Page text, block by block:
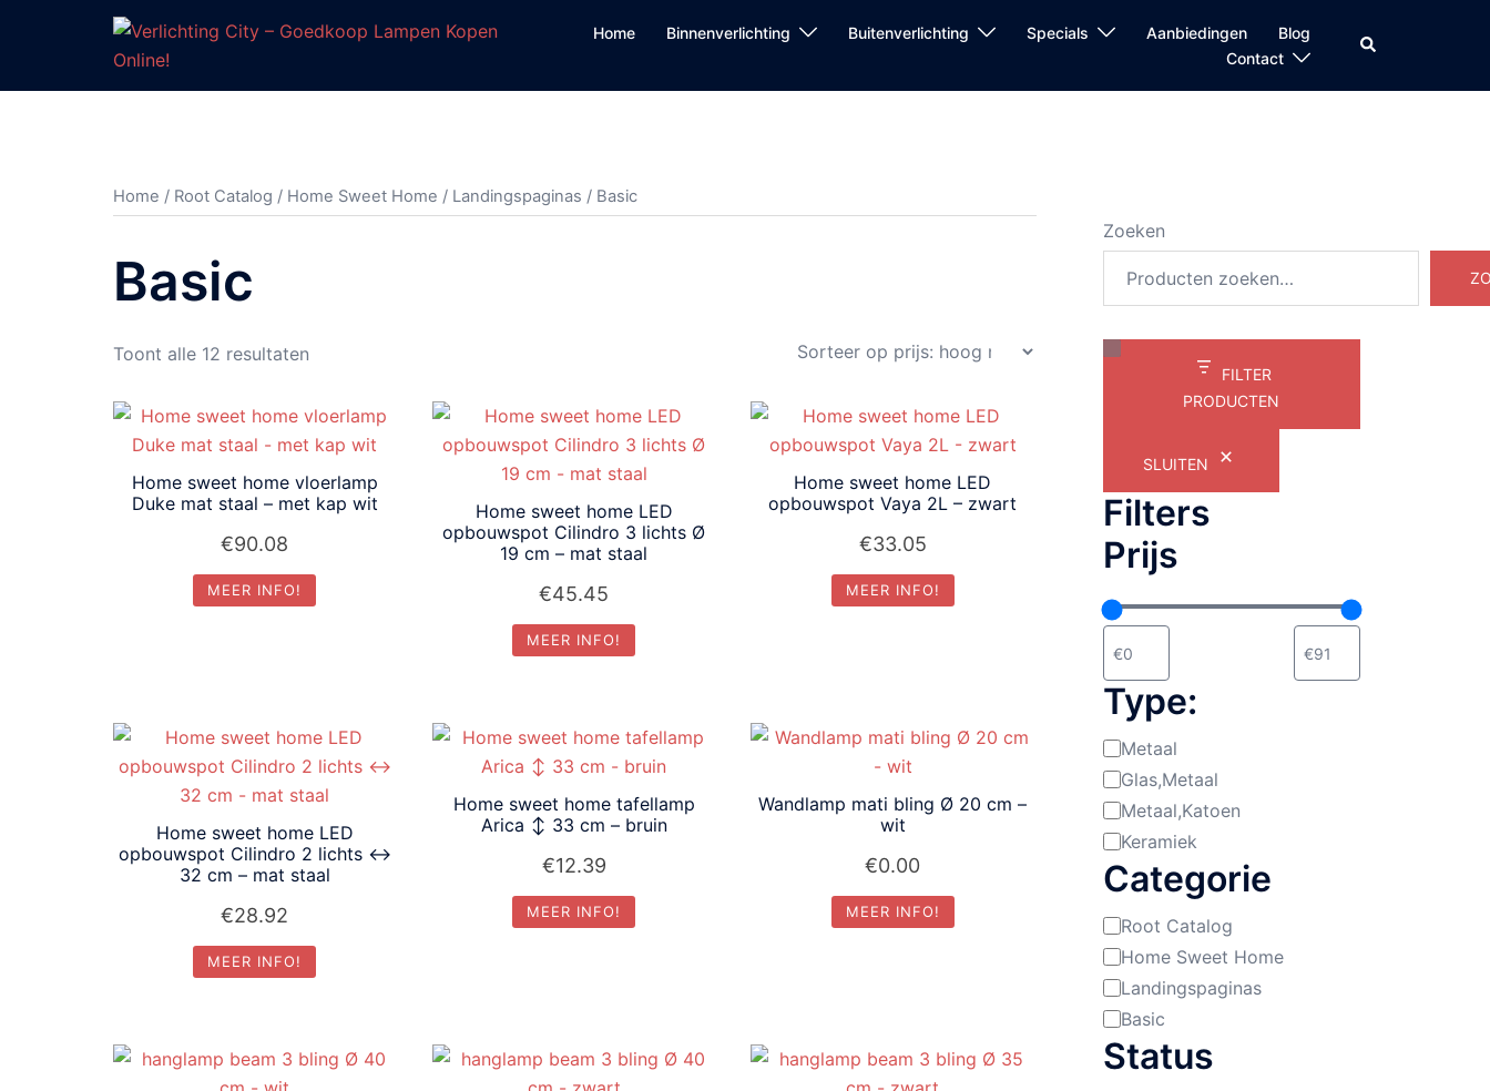
Home Binnenverlichting Buitenverlichting Specials Aanbiedingen
Blog
Contact
Zoeken
Home / Root Catalog / Home Sweet Home / Landingspaginas / Basic
Basic
Toont alle 12 resultaten
prijs:
hoog
laag
Home sweet home vloerlamp
Duke mat staal – met kap wit
€90.08
MEER INFO!
Home sweet home LED
opbouwspot Cilindro 3 lichts Ø
19 cm – mat staal
€45.45
MEER INFO!
Home sweet home LED
opbouwspot Vaya 2L – zwart
€33.05
MEER INFO!
Home sweet home LED
opbouwspot Cilindro 2 lichts ↔
32 cm – mat staal
€28.92
MEER INFO!
Home sweet home tafellamp
Arica ↕ 33 cm – bruin
€12.39
MEER INFO!
Wandlamp mati bling Ø 20 cm –
wit
€0.00
MEER INFO!
Zoeken
FILTER
PRODUCTEN
SLUITEN
Filters
Prijs
Type:
Materiaal:
Metaal
Glas,Metaal
Metaal,Katoen
Keramiek
Categorie
Categorie
Root Catalog
Home Sweet Home
Landingspaginas
Basic
Status